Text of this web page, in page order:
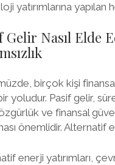
yatırımlarına
Gelir Nasıl Elde
birçok kişi
yoludur. Pasif gelir,
ve finansal
önemlidir. Alternatif
enerji yatırımları,